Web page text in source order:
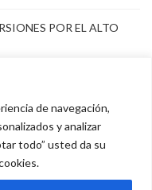
de navegación,
y analizar
todo” usted da su
POR EL ALTO